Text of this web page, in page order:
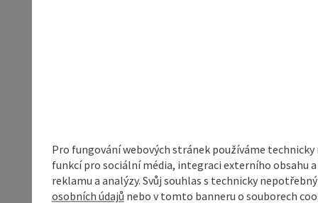
Pro fungování webových stránek používáme
funkcí pro sociální média, integraci externího obsahu
reklamu a analýzy. Svůj souhlas s technicky
osobních údajů nebo v tomto banneru o souborech